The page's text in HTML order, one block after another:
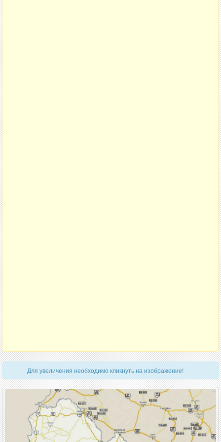
Для увеличения необходимо кликнуть на изображение!